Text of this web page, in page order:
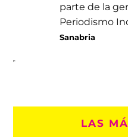
parte de la
Periodismo
Sanabria
LAS